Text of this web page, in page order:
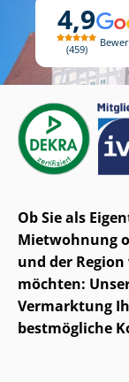
4,9
459
Ob Sie als
Mietwohnung
und der
möchten:
Vermarktung
bestmögliche